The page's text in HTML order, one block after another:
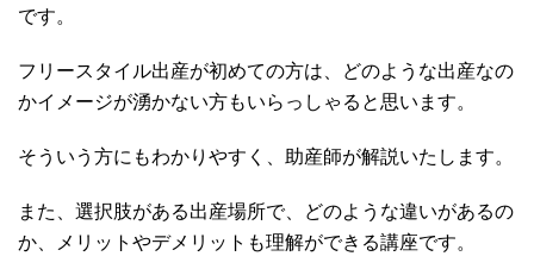
です。
フリースタイル出産が初めての方は、どのような出産なの
かイメージが湧かない方もいらっしゃると思います。
そういう方にもわかりやすく、助産師が解説いたします。
また、選択肢がある出産場所で、どのような違いがあるの
か、メリットやデメリットも理解ができる講座です。